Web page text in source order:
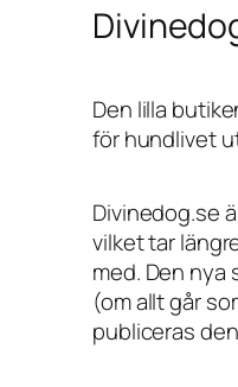
Den lilla
för hundlivet
Divinedog.se
vilket tar
med. Den nya
(om allt går
publiceras